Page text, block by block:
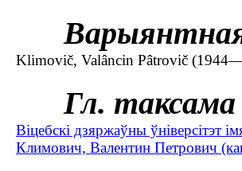
Klimovič, Valâncin Pâtrovič
Гл. таксама
Віцебскі дзяржаўны ўніверсітэт
Климович, Валентин Петрович